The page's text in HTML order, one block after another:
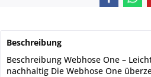
Beschreibung
Beschreibung Webhose One –
nachhaltig Die Webhose One